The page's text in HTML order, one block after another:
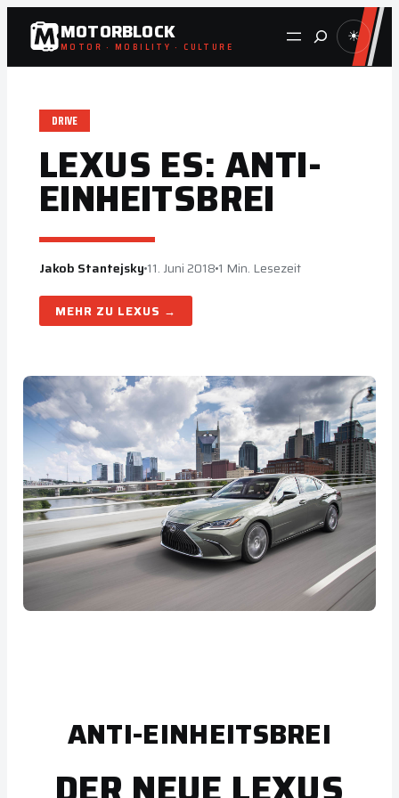
Zum
Inhalt
springen
MOTORBLOCK
MOTOR · MOBILITY · CULTURE Suche ☀
DRIVE
LEXUS ES: ANTI-
EINHEITSBREI
Jakob Stantejsky 11. Juni 2018 1 Min. Lesezeit
LEXUS
ANTI-EINHEITSBREI